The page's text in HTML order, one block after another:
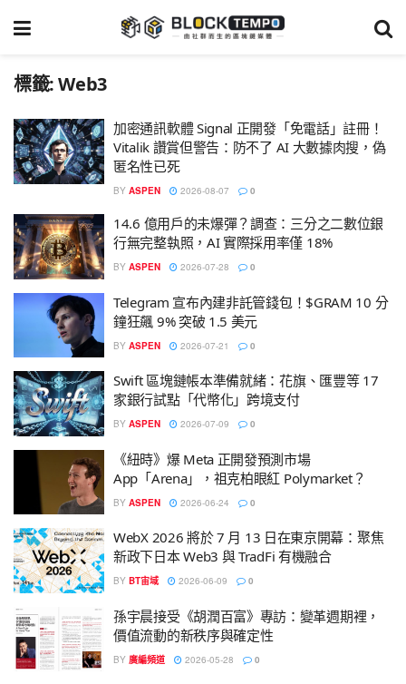
標籤:Web3
加密通訊軟體 Signal 正開發「免電話」註冊！
Vitalik 讚賞但警告：防不了 AI 大數據肉搜，偽
匿名性已死
BY ASPEN 2026-08-07 0
14.6 億用戶的未爆彈？調查：三分之二數位銀
行無完整執照，AI 實際採用率僅 18%
BY ASPEN 2026-07-28 0
Telegram 宣布內建非託管錢包！$GRAM 10 分
鐘狂飆 9% 突破 1.5 美元
BY ASPEN 2026-07-21 0
Swift 區塊鏈帳本準備就緒：花旗、匯豐等 17
家銀行試點「代幣化」跨境支付
BY ASPEN 2026-07-09 0
《紐時》爆 Meta 正開發預測市場
App「Arena」，祖克柏眼紅 Polymarket？
BY ASPEN 2026-06-24 0
WebX 2026 將於 7 月 13 日在東京開幕：聚焦
新政下日本 Web3 與 TradFi 有機融合
BY BT宙域 2026-06-09 0
孫宇晨接受《胡潤百富》專訪：變革週期裡，
價值流動的新秩序與確定性
BY 廣編頻道 2026-05-28 0